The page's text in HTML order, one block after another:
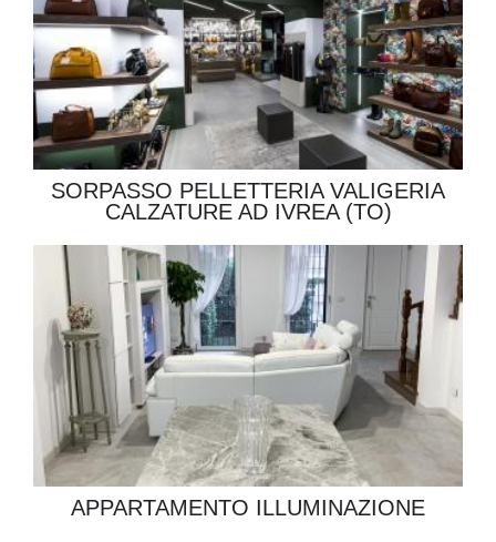
SORPASSO PELLETTERIA VALIGERIA
CALZATURE AD IVREA (TO)
APPARTAMENTO ILLUMINAZIONE